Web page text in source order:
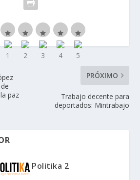
paz
PRÓXIMO
Trabajo decente para
deportados: Mintrabajo
Politika 2